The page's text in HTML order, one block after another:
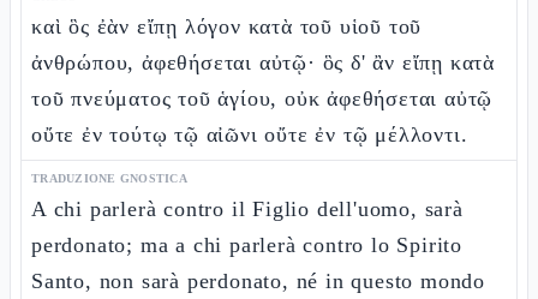
καὶ ὃς ἐὰν εἴπῃ λόγον κατὰ τοῦ υἱοῦ τοῦ
ἀνθρώπου, ἀφεθήσεται αὐτῷ· ὃς δ' ἂν εἴπῃ κατὰ
τοῦ πνεύματος τοῦ ἁγίου, οὐκ ἀφεθήσεται αὐτῷ
οὔτε ἐν τούτῳ τῷ αἰῶνι οὔτε ἐν τῷ μέλλοντι.
TRADUZIONE GNOSTICA
A chi parlerà contro il Figlio dell'uomo, sarà
perdonato; ma a chi parlerà contro lo Spirito
Santo, non sarà perdonato, né in questo mondo